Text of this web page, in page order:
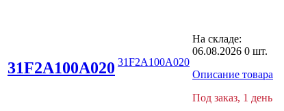
31F2A100A020 31F2A100A020
На складе:
06.08.2026 0 шт.
Описание товара
Под заказ, 1 день